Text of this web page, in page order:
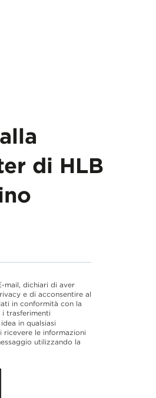
di HLB
mail, dichiari di aver
e di acconsentire al
in conformità con la
trasferimenti
in qualsiasi
ricevere le informazioni
utilizzando la